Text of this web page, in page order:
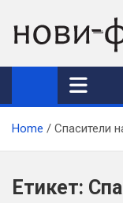
content
Home Спасители
Етикет: